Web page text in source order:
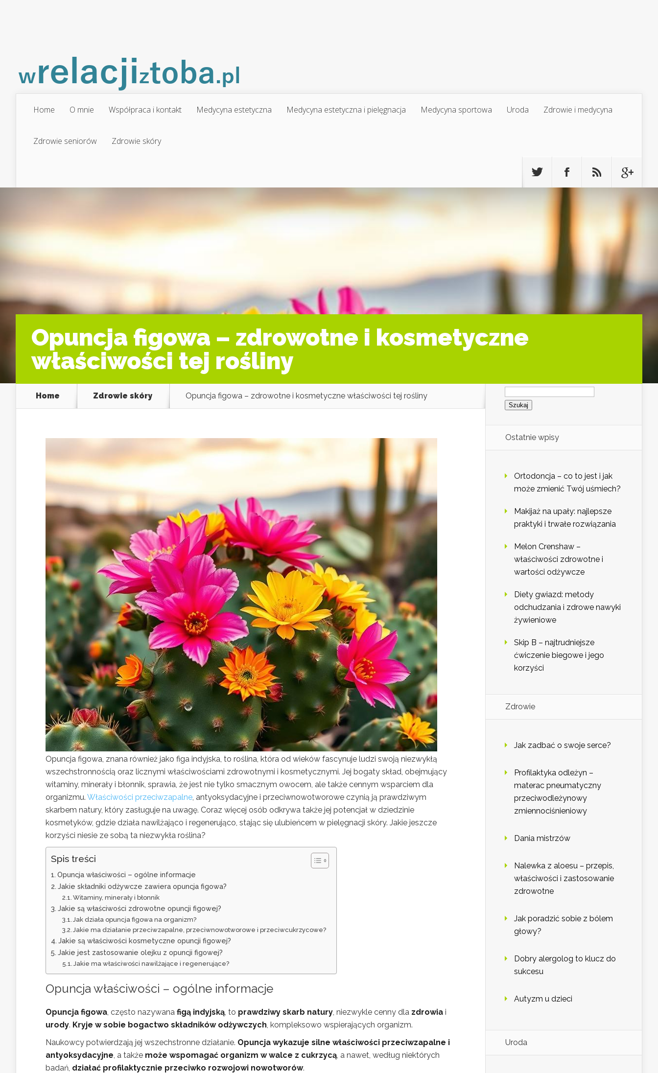
Home O mnie Współpraca i kontakt Medycyna estetyczna Medycyna estetyczna i pielęgnacja Medycyna sportowa Uroda Zdrowie i medycyna
Zdrowie seniorów Zdrowie skóry
Opuncja figowa – zdrowotne i kosmetyczne
właściwości tej rośliny
Home Zdrowie skóry Opuncja figowa – zdrowotne i kosmetyczne właściwości tej rośliny
Opuncja figowa, znana również jako figa indyjska, to roślina, która od wieków fascynuje ludzi swoją niezwykłą
wszechstronnością oraz licznymi właściwościami zdrowotnymi i kosmetycznymi. Jej bogaty skład, obejmujący
witaminy, minerały i błonnik, sprawia, że jest nie tylko smacznym owocem, ale także cennym wsparciem dla
organizmu. Właściwości przeciwzapalne, antyoksydacyjne i przeciwnowotworowe czynią ją prawdziwym
skarbem natury, który zasługuje na uwagę. Coraz więcej osób odkrywa także jej potencjał w dziedzinie
kosmetyków, gdzie działa nawilżająco i regenerująco, stając się ulubieńcem w pielęgnacji skóry. Jakie jeszcze
korzyści niesie ze sobą ta niezwykła roślina?
Spis treści
Opuncja właściwości – ogólne informacje
Jakie składniki odżywcze zawiera opuncja figowa?
Witaminy, minerały i błonnik
Jakie są właściwości zdrowotne opuncji figowej?
Jak działa opuncja figowa na organizm?
Jakie ma działanie przeciwzapalne, przeciwnowotworowe i przeciwcukrzycowe?
Jakie są właściwości kosmetyczne opuncji figowej?
Jakie jest zastosowanie olejku z opuncji figowej?
Jakie ma właściwości nawilżające i regenerujące?
Opuncja właściwości – ogólne informacje
Opuncja figowa, często nazywana figą indyjską, to prawdziwy skarb natury, niezwykle cenny dla zdrowia i
urody. Kryje w sobie bogactwo składników odżywczych, kompleksowo wspierających organizm.
Naukowcy potwierdzają jej wszechstronne działanie. Opuncja wykazuje silne właściwości przeciwzapalne i
antyoksydacyjne, a także może wspomagać organizm w walce z cukrzycą, a nawet, według niektórych
badań, działać profilaktycznie przeciwko rozwojowi nowotworów.
Szukaj:
Ostatnie wpisy
Ortodoncja – co to jest i jak
może zmienić Twój uśmiech?
Makijaż na upały: najlepsze
praktyki i trwałe rozwiązania
Melon Crenshaw –
właściwości zdrowotne i
wartości odżywcze
Diety gwiazd: metody
odchudzania i zdrowe nawyki
żywieniowe
Skip B – najtrudniejsze
ćwiczenie biegowe i jego
korzyści
Zdrowie
Jak zadbać o swoje serce?
Profilaktyka odleżyn –
materac pneumatyczny
przeciwodleżynowy
zmiennociśnieniowy
Dania mistrzów
Nalewka z aloesu – przepis,
właściwości i zastosowanie
zdrowotne
Jak poradzić sobie z bólem
głowy?
Dobry alergolog to klucz do
sukcesu
Autyzm u dzieci
Uroda